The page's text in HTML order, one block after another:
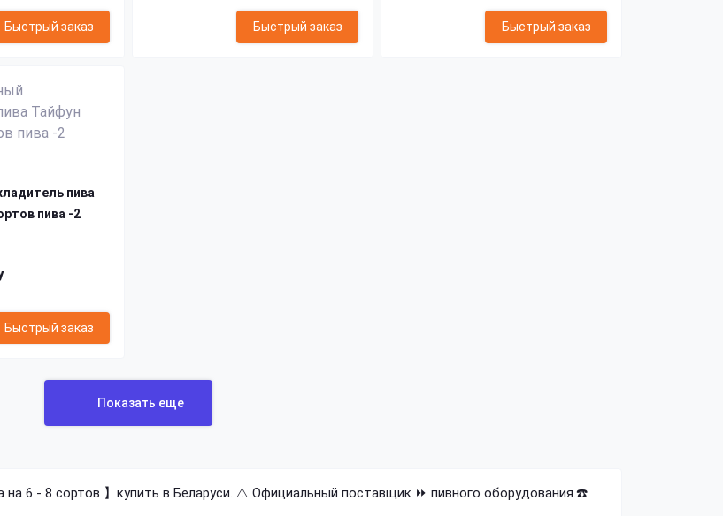
Быстрый заказ Быстрый заказ Быстрый заказ
пива
пива -2
Быстрый заказ
Показать еще
на 6 - 8 сортов 】купить в Беларуси. ⚠️ Официальный поставщик ⏩ пивного оборудования.☎️